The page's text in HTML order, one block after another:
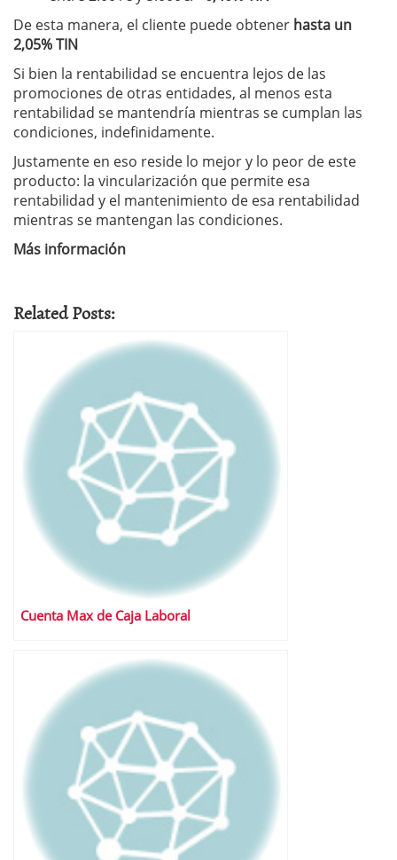
De esta manera, el cliente puede obtener hasta un
2,05% TIN
Si bien la rentabilidad se encuentra lejos de las
promociones de otras entidades, al menos esta
rentabilidad se mantendría mientras se cumplan las
condiciones, indefinidamente.
Justamente en eso reside lo mejor y lo peor de este
producto: la vincularización que permite esa
rentabilidad y el mantenimiento de esa rentabilidad
mientras se mantengan las condiciones.
Más información
Related Posts:
Cuenta Max de Caja Laboral